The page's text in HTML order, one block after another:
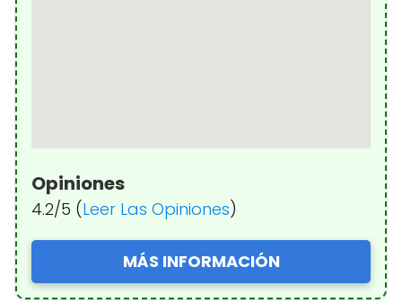
Opiniones
4.2/5 (Leer Las Opiniones)
MÁS INFORMACIÓN